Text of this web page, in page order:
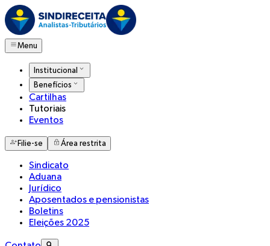
Menu
Institucional
Benefícios
Cartilhas
Tutoriais
Eventos
Filie-se Área restrita
Sindicato
Aduana
Jurídico
Aposentados e pensionistas
Boletins
Eleições 2025